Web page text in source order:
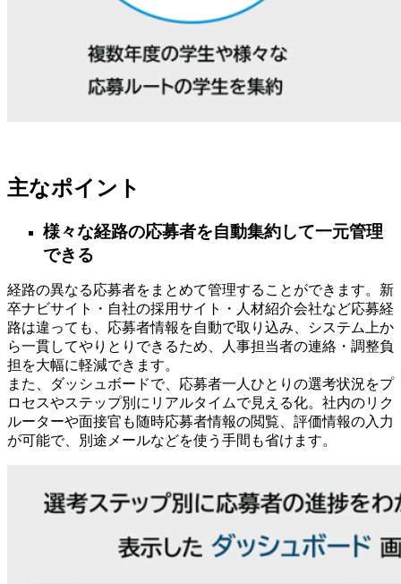
主なポイント
様々な経路の応募者を自動集約して一元管理
できる
経路の異なる応募者をまとめて管理することができます。新
卒ナビサイト・自社の採用サイト・人材紹介会社など応募経
路は違っても、応募者情報を自動で取り込み、システム上か
ら一貫してやりとりできるため、人事担当者の連絡・調整負
担を大幅に軽減できます。
また、ダッシュボードで、応募者一人ひとりの選考状況をプ
ロセスやステップ別にリアルタイムで見える化。社内のリク
ルーターや面接官も随時応募者情報の閲覧、評価情報の入力
が可能で、別途メールなどを使う手間も省けます。